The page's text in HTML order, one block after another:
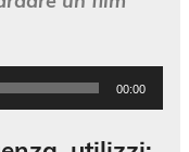
00:00